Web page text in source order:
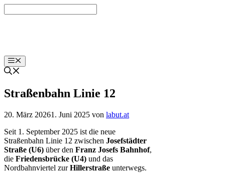
Inhalt
Menü
Straßenbahn Linie 12
20. März 20261. Juni 2025 von labut.at
Seit 1. September 2025 ist die neue
Straßenbahn Linie 12 zwischen Josefstädter
Straße (U6) über den Franz Josefs Bahnhof,
die Friedensbrücke (U4) und das
Nordbahnviertel zurHillerstraße unterwegs.